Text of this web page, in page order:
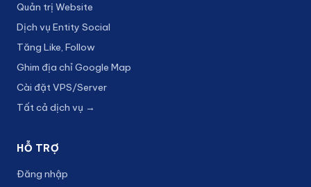
Quản trị Website
Dịch vụ Entity Social
Tăng Like, Follow
Ghim địa chỉ Google Map
Cài đặt VPS/Server
Tất cả dịch vụ →
HỖ TRỢ
Đăng nhập